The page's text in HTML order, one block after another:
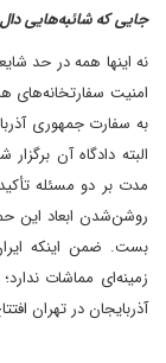
جایی که شائبه‌هایی
نه اینها همه در حد
امنیت سفارتخانه‌های
به سفارت جمهوری
البته دادگاه آن
مدت بر دو مسئله
روشن‌شدن ابعاد این
بست. ضمن اینکه
زمینه‌ای مماشات
آذربایجان در تهران